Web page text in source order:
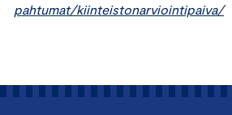
pahtumat/kiinteistonarviointipaiva/